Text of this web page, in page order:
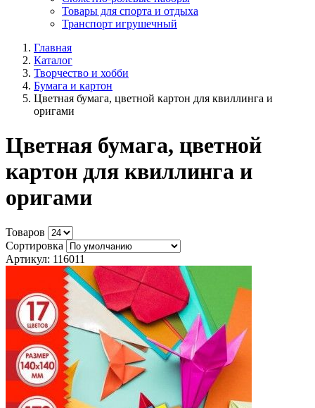
Товары для спорта и отдыха
Транспорт игрушечный
Главная
Каталог
Творчество и хобби
Бумага и картон
Цветная бумага, цветной картон для квиллинга и
оригами
Цветная бумага, цветной
картон для квиллинга и
оригами
Товаров
Сортировка
Артикул: 116011